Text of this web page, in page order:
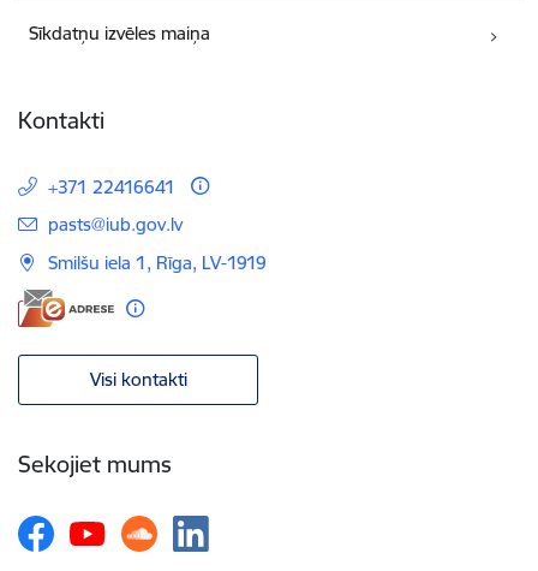
Sīkdatņu izvēles maiņa
Kontakti
+371 22416641
E-pasts:
pasts@iub.gov.lv
Smilšu iela 1, Rīga, LV-1919
Visi kontakti
Sekojiet mums